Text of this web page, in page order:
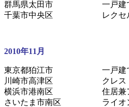
群馬県太田市 一戸建
千葉市中央区 レクセルマ
2010年11月
東京都狛江市 一戸建
川崎市高津区 クレスト
横浜市港南区 住居兼ア
さいたま市南区 ライオン